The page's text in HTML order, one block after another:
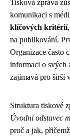
Tisková zpráva
komunikaci s
klíčových kritérií
na publikování.
Organizace často
informaci o svých
zajímavá pro širší
Struktura tiskové
Úvodní odstavec
proč a jak,